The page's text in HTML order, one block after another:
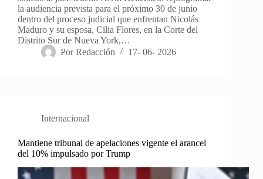
la audiencia prevista para el próximo 30 de junio
dentro del proceso judicial que enfrentan Nicolás
Maduro y su esposa, Cilia Flores, en la Corte del
Distrito Sur de Nueva York,…
Por Redacción 17- 06- 2026
Internacional
Mantiene tribunal de apelaciones vigente el arancel
del 10% impulsado por Trump